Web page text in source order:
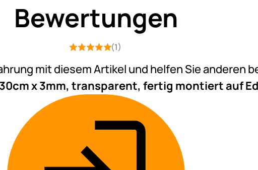
Bewertungen
Bewertung: 5 von 5 (1 Bewertungen)
1 Bewertung(1)
mit diesem Artikel und helfen Sie anderen
x 3mm, transparent, fertig montiert auf